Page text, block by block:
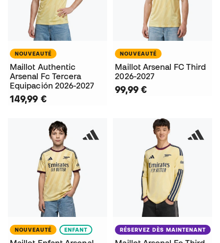
NOUVEAUTÉ
Maillot Authentic
Arsenal Fc Tercera
Equipación 2026-2027
149,99 €
NOUVEAUTÉ
Maillot Arsenal FC Third
2026-2027
99,99 €
NOUVEAUTÉ ENFANT RÉSERVEZ DÈS MAINTENANT